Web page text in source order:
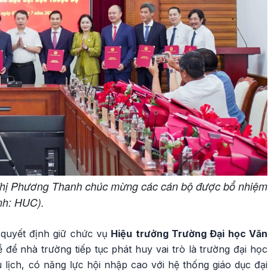
Phương Thanh chúc mừng các cán bộ được bổ nhiệm
HUC).
định giữ chức vụ Hiệu trưởng Trường Đại học Văn
nhà trường tiếp tục phát huy vai trò là trường đại học
có năng lực hội nhập cao với hệ thống giáo dục đại